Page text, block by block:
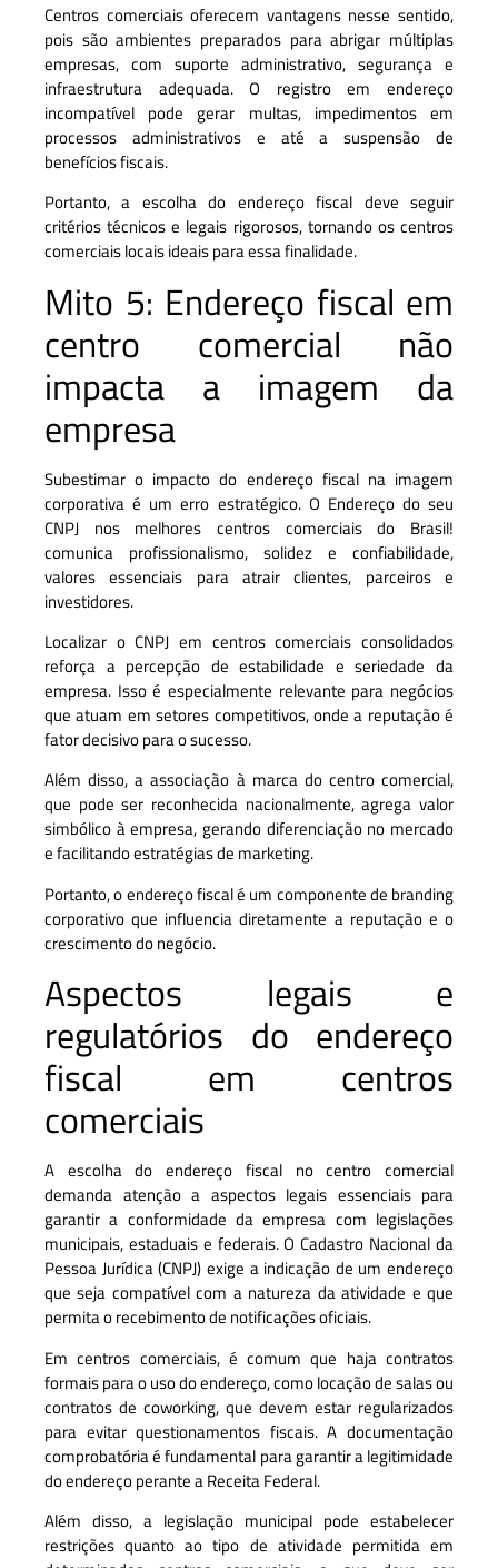
Centros comerciais oferecem vantagens nesse sentido,
pois são ambientes preparados para abrigar múltiplas
empresas, com suporte administrativo, segurança e
infraestrutura adequada. O registro em endereço
incompatível pode gerar multas, impedimentos em
processos administrativos e até a suspensão de
benefícios fiscais.
Portanto, a escolha do endereço fiscal deve seguir
critérios técnicos e legais rigorosos, tornando os centros
comerciais locais ideais para essa finalidade.
Mito 5: Endereço fiscal em
centro comercial não
impacta a imagem da
empresa
Subestimar o impacto do endereço fiscal na imagem
corporativa é um erro estratégico. O Endereço do seu
CNPJ nos melhores centros comerciais do Brasil!
comunica profissionalismo, solidez e confiabilidade,
valores essenciais para atrair clientes, parceiros e
investidores.
Localizar o CNPJ em centros comerciais consolidados
reforça a percepção de estabilidade e seriedade da
empresa. Isso é especialmente relevante para negócios
que atuam em setores competitivos, onde a reputação é
fator decisivo para o sucesso.
Além disso, a associação à marca do centro comercial,
que pode ser reconhecida nacionalmente, agrega valor
simbólico à empresa, gerando diferenciação no mercado
e facilitando estratégias de marketing.
Portanto, o endereço fiscal é um componente de branding
corporativo que influencia diretamente a reputação e o
crescimento do negócio.
Aspectos legais e
regulatórios do endereço
fiscal em centros
comerciais
A escolha do endereço fiscal no centro comercial
demanda atenção a aspectos legais essenciais para
garantir a conformidade da empresa com legislações
municipais, estaduais e federais. O Cadastro Nacional da
Pessoa Jurídica (CNPJ) exige a indicação de um endereço
que seja compatível com a natureza da atividade e que
permita o recebimento de notificações oficiais.
Em centros comerciais, é comum que haja contratos
formais para o uso do endereço, como locação de salas ou
contratos de coworking, que devem estar regularizados
para evitar questionamentos fiscais. A documentação
comprobatória é fundamental para garantir a legitimidade
do endereço perante a Receita Federal.
Além disso, a legislação municipal pode estabelecer
restrições quanto ao tipo de atividade permitida em